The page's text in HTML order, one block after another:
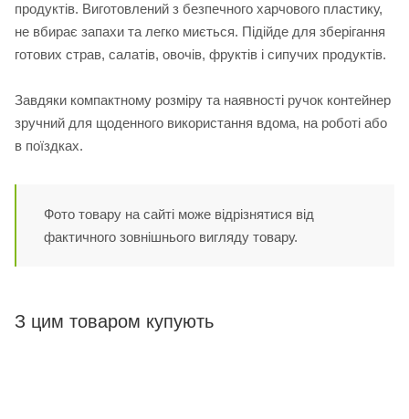
продуктів. Виготовлений з безпечного харчового пластику,
не вбирає запахи та легко миється. Підійде для зберігання
готових страв, салатів, овочів, фруктів і сипучих продуктів.
Завдяки компактному розміру та наявності ручок контейнер
зручний для щоденного використання вдома, на роботі або
в поїздках.
Фото товару на сайті може відрізнятися від
фактичного зовнішнього вигляду товару.
З цим товаром купують